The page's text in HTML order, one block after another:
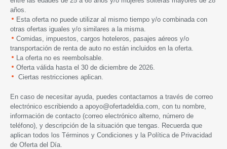
años.
Esta oferta no puede utilizar al mismo tiempo y/o combinada con
otras ofertas iguales y/o similares a la misma.
Comidas, impuestos, cargos hoteleros, pasajes aéreos y/o
transportación de renta de auto no están incluidos en la oferta.
La oferta no es reembolsable.
Oferta válida hasta el 30 de diciembre de 2026.
Ciertas restricciones aplican.
En caso de necesitar ayuda, puedes contactarnos a través de correo
electrónico escribiendo a apoyo@ofertadeldia.com , con tu nombre,
información de contacto (correo electrónico alterno, número de
teléfono), y descripción de la situación que tengas. Recuerda que
aplican todos los Términos y Condiciones y la Política de Privacidad
de Oferta del Día.